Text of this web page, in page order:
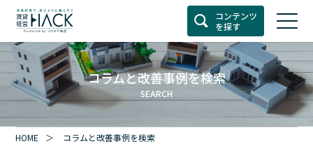
コンテンツ
を探す
コラムと改善事例を検索
SEARCH
HOME コラムと改善事例を検索